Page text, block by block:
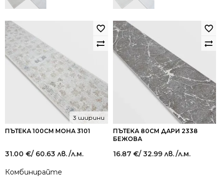
ПЪТЕКА 100СМ МОНА 3101
3 ширини
31.00 €/ 60.63 лв./л.м.
Комбинирайте
ПЪТЕКА 80СМ ДАРИ 2338
БЕЖОВА
16.87 €/ 32.99 лв./л.м.